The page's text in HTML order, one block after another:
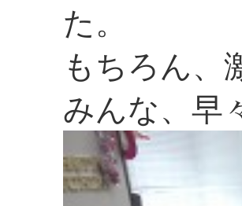
た。
もちろん、
みんな、早